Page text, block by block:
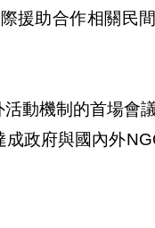
援助合作相關民
動機制的首場會
政府與國內外